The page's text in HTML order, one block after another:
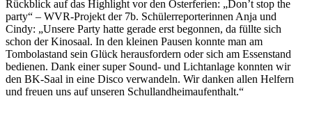
Rückblick auf das Highlight vor den Osterferien: „Don’t stop the
party“ – WVR-Projekt der 7b. Schülerreporterinnen Anja und
Cindy: „Unsere Party hatte gerade erst begonnen, da füllte sich
schon der Kinosaal. In den kleinen Pausen konnte man am
Tombolastand sein Glück herausfordern oder sich am Essenstand
bedienen. Dank einer super Sound- und Lichtanlage konnten wir
den BK-Saal in eine Disco verwandeln. Wir danken allen Helfern
und freuen uns auf unseren Schullandheimaufenthalt.“